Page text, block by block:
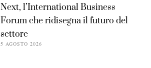
Next, l’International Business
Forum che ridisegna il futuro del
settore
5 AGOSTO 2026